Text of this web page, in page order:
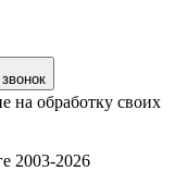
на обработку своих
2003-2026